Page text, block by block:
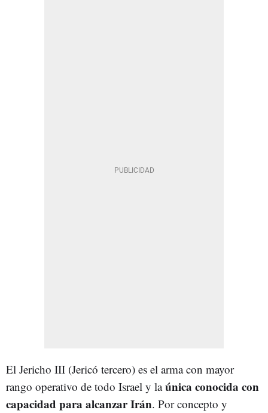
El Jericho III (Jericó tercero) es el arma con mayor
rango operativo de todo Israel y laúnica conocida con
capacidad para alcanzar Irán. Por concepto y